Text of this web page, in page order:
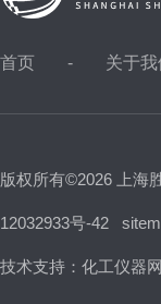
首页 关于我
版权所有©2026 上海
12032933号-42
技术支持： 化工仪器网